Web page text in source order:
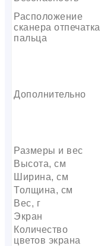
Расположение
сканера отпечатка
пальца
Дополнительно
Размеры и вес
Высота, см
Ширина, см
Толщина, см
Вес, г
Экран
Количество
цветов экрана